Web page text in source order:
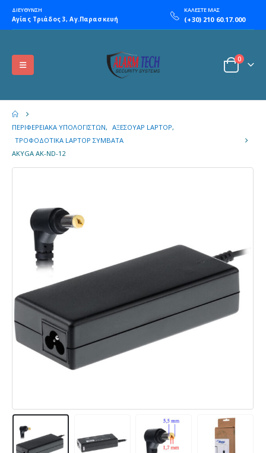
ΔΙΕΥΘΥΝΣΗ
Αγίας Τριάδος 3, Αγ.Παρασκευή
ΚΑΛΕΣΤΕ ΜΑΣ
(+30) 210 60.17.000
0
ΠΕΡΙΦΕΡΕΙΑΚΆ ΥΠΟΛΟΓΙΣΤΏΝ, ΑΞΕΣΟΥΆΡ LAPTOP,
ΤΡΟΦΟΔΟΤΙΚΆ LAPTOP ΣΥΜΒΑΤΆ
AKYGA AK-ND-12